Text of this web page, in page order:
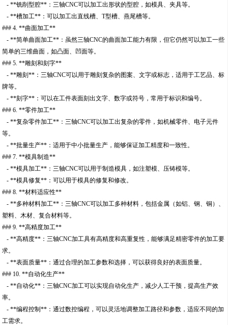
- **铣削型腔**：三轴CNC可以加工出形状的型腔，如模具、夹具等。
- **槽加工**：可以加工出直线槽、T型槽、燕尾槽等。
### 4. **曲面加工**
- **简单曲面加工**：虽然三轴CNC的曲面加工能力有限，但它仍然可以加工一些
简单的三维曲面，如凸面、凹面等。
### 5. **雕刻和刻字**
- **雕刻**：三轴CNC可以用于雕刻复杂的图案、文字或标志，适用于工艺品、标
牌等。
- **刻字**：可以在工件表面刻出文字、数字或符号，常用于标识和编号。
### 6. **零件加工**
- **复杂零件加工**：三轴CNC可以加工出复杂的零件，如机械零件、电子元件
等。
- **批量生产**：适用于中小批量生产，能够保证加工精度和一致性。
### 7. **模具制造**
- **模具加工**：三轴CNC可以用于制造模具，如注塑模、压铸模等。
- **模具修复**：可以用于模具的修复和修改。
### 8. **材料适应性**
- **多种材料加工**：三轴CNC可以加工多种材料，包括金属（如铝、钢、铜）、
塑料、木材、复合材料等。
### 9. **高精度加工**
- **高精度**：三轴CNC加工具有高精度和高重复性，能够满足精密零件的加工要
求。
- **表面质量**：通过合理的加工参数和选择，可以获得良好的表面质量。
### 10. **自动化生产**
- **自动化**：三轴CNC加工可以实现自动化生产，减少人工干预，提高生产效
率。
- **编程控制**：通过数控编程，可以灵活地调整加工路径和参数，适应不同的加
工需求。